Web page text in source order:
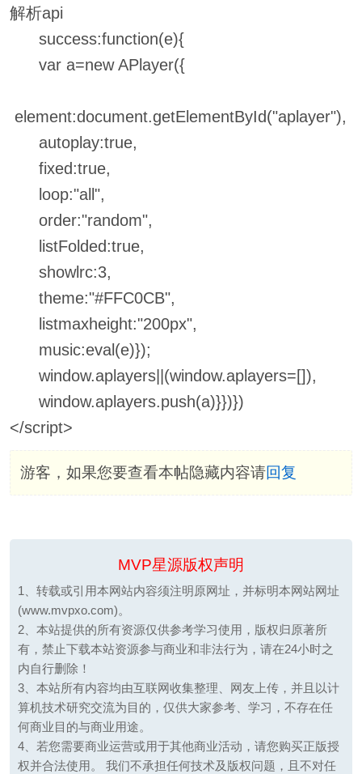
解析api
success:function(e){
var a=new APlayer({
element:document.getElementById("aplayer"),
autoplay:true,
fixed:true,
loop:"all",
order:"random",
listFolded:true,
showlrc:3,
theme:"#FFC0CB",
listmaxheight:"200px",
music:eval(e)});
window.aplayers||(window.aplayers=[]),
window.aplayers.push(a)}})})
</script>
游客，如果您要查看本帖隐藏内容请回复
MVP星源版权声明
1、转载或引用本网站内容须注明原网址，并标明本网站网址
(www.mvpxo.com)。
2、本站提供的所有资源仅供参考学习使用，版权归原著所
有，禁止下载本站资源参与商业和非法行为，请在24小时之
内自行删除！
3、本站所有内容均由互联网收集整理、网友上传，并且以计
算机技术研究交流为目的，仅供大家参考、学习，不存在任
何商业目的与商业用途。
4、若您需要商业运营或用于其他商业活动，请您购买正版授
权并合法使用。 我们不承担任何技术及版权问题，且不对任